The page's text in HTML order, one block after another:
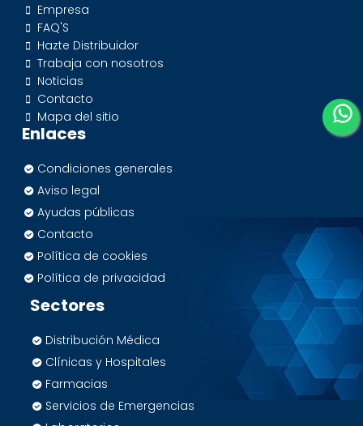
Empresa
FAQ'S
Hazte Distribuidor
Trabaja con nosotros
Noticias
Contacto
Mapa del sitio
Enlaces
Condiciones generales
Aviso legal
Ayudas públicas
Contacto
Política de cookies
Política de privacidad
Sectores
Distribución Médica
Clínicas y Hospitales
Farmacias
Servicios de Emergencias